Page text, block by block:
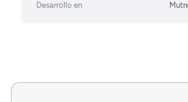
Desarrollo en